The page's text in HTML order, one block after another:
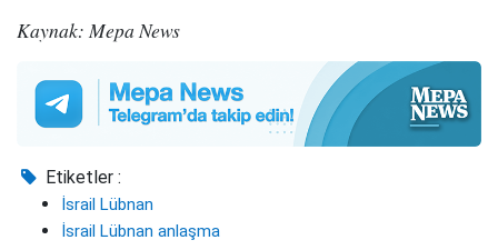
Kaynak: Mepa News
Etiketler :
İsrail Lübnan
İsrail Lübnan anlaşma